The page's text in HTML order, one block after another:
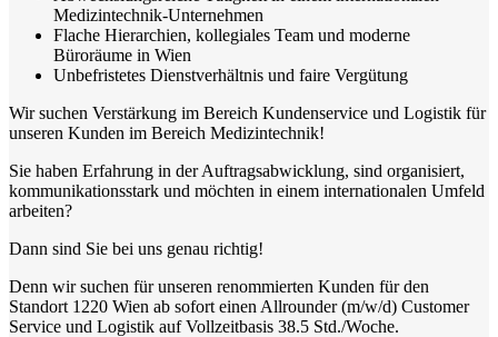
Medizintechnik-Unternehmen
Flache Hierarchien, kollegiales Team und moderne
Büroräume in Wien
Unbefristetes Dienstverhältnis und faire Vergütung
Wir suchen Verstärkung im Bereich Kundenservice und Logistik für
unseren Kunden im Bereich Medizintechnik!
Sie haben Erfahrung in der Auftragsabwicklung, sind organisiert,
kommunikationsstark und möchten in einem internationalen Umfeld
arbeiten?
Dann sind Sie bei uns genau richtig!
Denn wir suchen für unseren renommierten Kunden für den
Standort 1220 Wien ab sofort einen Allrounder (m/w/d) Customer
Service und Logistik auf Vollzeitbasis 38.5 Std./Woche.